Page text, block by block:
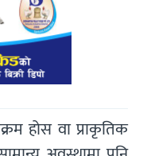
होस वा प्राकृतिक